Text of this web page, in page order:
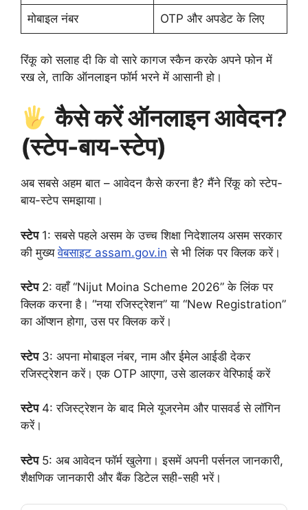
मोबाइल नंबर OTP और अपडेट के लिए
रिंकू को सलाह दी कि वो सारे कागज स्कैन करके अपने फोन में
रख ले, ताकि ऑनलाइन फॉर्म भरने में आसानी हो।
कैसे करें ऑनलाइन आवेदन?
(स्टेप-बाय-स्टेप)
अब सबसे अहम बात – आवेदन कैसे करना है? मैंने रिंकू को स्टेप-
बाय-स्टेप समझाया।
स्टेप1: सबसे पहले असम के उच्च शिक्षा निदेशालय असम सरकार
की मुख्यवेबसाइट assam.gov.in से भी लिंक पर क्लिक करें।
स्टेप2: वहाँ “Nijut Moina Scheme 2026” के लिंक पर
क्लिक करना है। “नया रजिस्ट्रेशन” या “New Registration”
का ऑप्शन होगा, उस पर क्लिक करें।
स्टेप3: अपना मोबाइल नंबर, नाम और ईमेल आईडी देकर
रजिस्ट्रेशन करें। एक OTP आएगा, उसे डालकर वेरिफाई करें
स्टेप4: रजिस्ट्रेशन के बाद मिले यूजरनेम और पासवर्ड से लॉगिन
करें।
स्टेप5: अब आवेदन फॉर्म खुलेगा। इसमें अपनी पर्सनल जानकारी,
शैक्षणिक जानकारी और बैंक डिटेल सही-सही भरें।